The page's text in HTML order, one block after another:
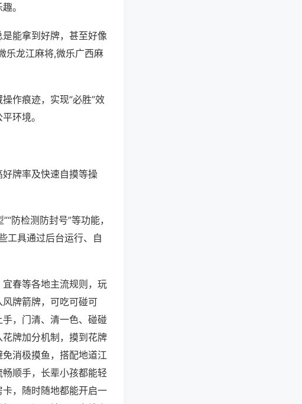
。
能拿到好牌，甚至好像
乐龙江麻将,微乐广西麻
作痕迹，实现“必胜”效
环境。
牌率及快速自摸等操
防检测防封号”等功能，
工具通过后台运行、自
春等各地主流规则，玩
牌箭牌，可吃可碰可
，门清、清一色、碰碰
牌加分机制，摸到花牌
消极摸鱼，搭配地道江
顺手，长辈小孩都能轻
，随时随地都能开启一